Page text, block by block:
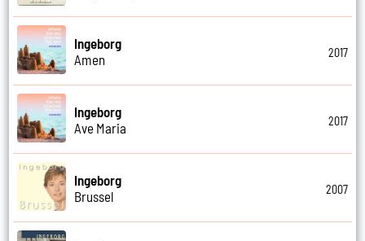
Ingeborg
Amen
2017
Ingeborg
Ave Maria
2017
Ingeborg
Brussel
2007